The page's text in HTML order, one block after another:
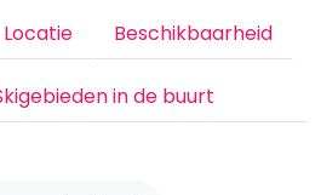
Locatie Beschikbaarheid
in de buurt